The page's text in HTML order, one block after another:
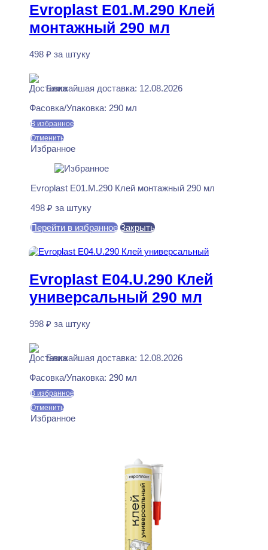
Evroplast E01.M.290 Клей
монтажный 290 мл
498 ₽ за штуку
Ближайшая доставка: 12.08.2026
Фасовка/Упаковка: 290 мл
В избранное
Отменить
Избранное
Evroplast E01.M.290 Клей монтажный 290 мл
498 ₽ за штуку
Перейти в избранное Закрыть
Evroplast E04.U.290 Клей
универсальный 290 мл
998 ₽ за штуку
Ближайшая доставка: 12.08.2026
Фасовка/Упаковка: 290 мл
В избранное
Отменить
Избранное